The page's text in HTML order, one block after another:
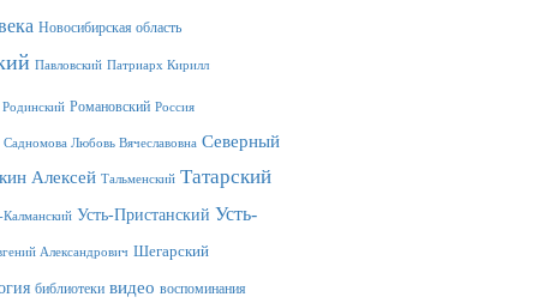
Новосибирская область
Павловский Патриарх Кирилл
Родинский Романовский Россия
Садномова Любовь Вячеславовна Северный
Алексей Тальменский Татарский
Калманский Усть-Пристанский Усть-
Александрович Шегарский
библиотеки видео воспоминания